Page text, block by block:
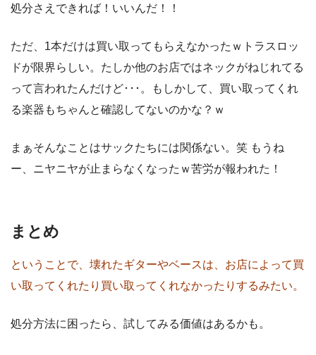
処分さえできれば！いいんだ！！
ただ、1本だけは買い取ってもらえなかったｗトラスロッ
ドが限界らしい。たしか他のお店ではネックがねじれてる
って言われたんだけど･･･。もしかして、買い取ってくれ
る楽器もちゃんと確認してないのかな？ｗ
まぁそんなことはサックたちには関係ない。笑 もうね
ー、ニヤニヤが止まらなくなったｗ苦労が報われた！
まとめ
ということで、壊れたギターやベースは、お店によって買
い取ってくれたり買い取ってくれなかったりするみたい。
処分方法に困ったら、試してみる価値はあるかも。